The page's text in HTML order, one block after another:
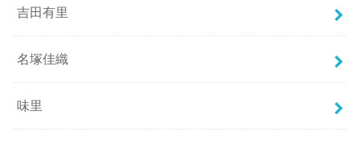
吉田有里
名塚佳織
味里